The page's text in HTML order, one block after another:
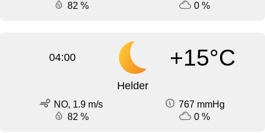
82 %
0 %
04:00 +15°C
Helder
NO, 1.9 m/s
767 mmHg
82 %
0 %